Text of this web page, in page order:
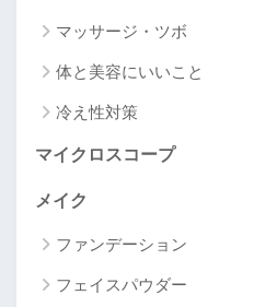
マッサージ・ツボ
体と美容にいいこと
冷え性対策
マイクロスコープ
メイク
ファンデーション
フェイスパウダー